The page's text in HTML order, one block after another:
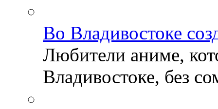
Во Владивостоке
Любители аниме,
Владивостоке, без